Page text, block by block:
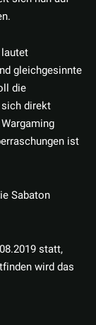
gleichgesinnte
die
direkt
ist
Sabaton
statt,
wird das